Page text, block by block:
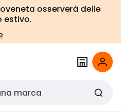
osserverà delle
estivo.